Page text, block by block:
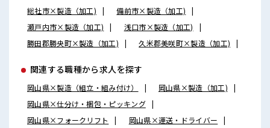
総社市×製造（加工)
備前市×製造（加工)
瀬戸内市×製造（加工)
浅口市×製造（加工)
勝田郡勝央町×製造（加工)
久米郡美咲町×製造（加工)
関連する職種から求人を探す
岡山県×製造（組立・組み付け）
岡山県×製造（加工)
岡山県×仕分け・梱包・ピッキング
岡山県×フォークリフト
岡山県×運送・ドライバー